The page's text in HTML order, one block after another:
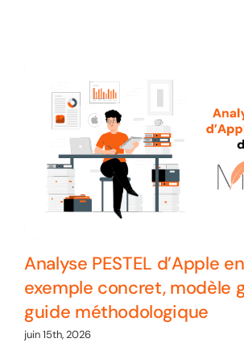
Analyse PESTEL d’Apple
exemple concret, modèle
guide méthodologique
juin 15th, 2026